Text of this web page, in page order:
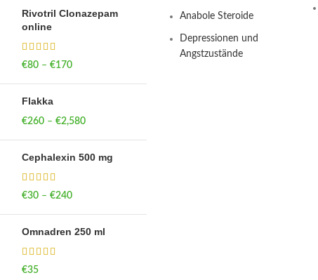
Rivotril Clonazepam
online
€80 – €170Price range: €80
Flakka
€260 – €2,580Price range:
€2,580
Cephalexin 500 mg
€30 – €240Price range: €30
Omnadren 250 ml
€35
Anabole Steroide
Depressionen und
Angstzustände